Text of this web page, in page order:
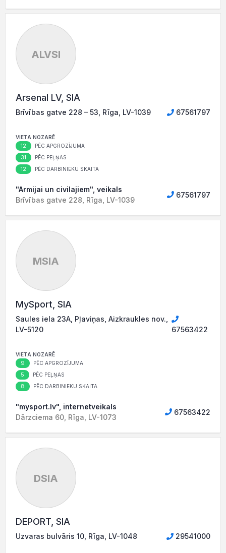
ALVSI
Arsenal LV, SIA
Brīvības gatve 228 – 53, Rīga, LV-1039 67561797
VIETA NOZARĒ
12 PĒC APGROZĪJUMA
31 PĒC PEĻŅAS
12 PĒC DARBINIEKU SKAITA
"Armijai un civilajiem", veikals
Brīvības gatve 228, Rīga, LV-1039
67561797
MSIA
MySport, SIA
Saules iela 23A, Pļaviņas, Aizkraukles nov.,
LV-5120
67563422
VIETA NOZARĒ
9 PĒC APGROZĪJUMA
5 PĒC PEĻŅAS
8 PĒC DARBINIEKU SKAITA
"mysport.lv", internetveikals
Dārzciema 60, Rīga, LV-1073
67563422
DSIA
DEPORT, SIA
Uzvaras bulvāris 10, Rīga, LV-1048 29541000